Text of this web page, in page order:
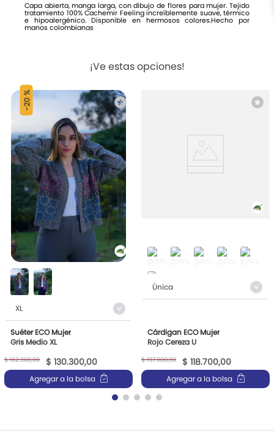
Capa abierta, manga larga, con dibujo de flores para mujer. Tejido
tratamiento 100% Cachemir Feeling increíblemente suave, térmico
e hipoalergénico. Disponible en hermosos colores.Hecho por
manos colombianas
¡Ve estas opciones!
-
20 %
XL
Suéter ECO Mujer
Gris Medio XL
$ 162.900,00 $ 130.300,00
Agregar a la bolsa
Única
Cárdigan ECO Mujer
Rojo Cereza U
$ 197.900,00 $ 118.700,00
Agregar a la bolsa